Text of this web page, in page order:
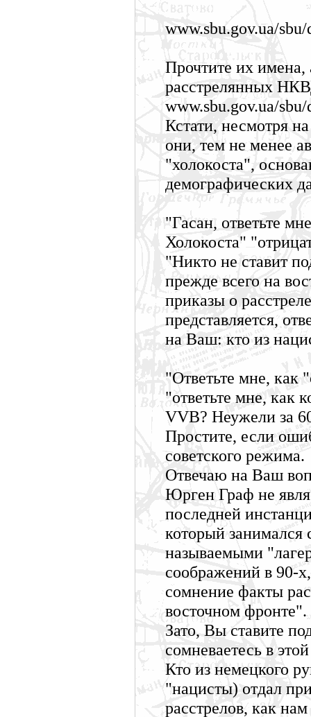
www.sbu.gov.ua/
Прочтите их имена,
расстрелянных
www.sbu.gov.ua/
Кстати, несмотря
они, тем не менее
"холокоста",
демографических
"Гасан, ответьте
Холокоста"
"Никто не ставит
прежде всего на
приказы о
представляется,
на Ваш: кто из
"Ответьте мне, как
"ответьте мне, как
VVB? Неужели за
Простите, если
советского режима.
Отвечаю на Ваш
Юрген Граф не
последней
который занимался
называемыми
соображений в 90-
сомнение факты
восточном фронте".
Зато, Вы ставите
сомневаетесь в
Кто из немецкого
"нацисты) отдал
расстрелов, как